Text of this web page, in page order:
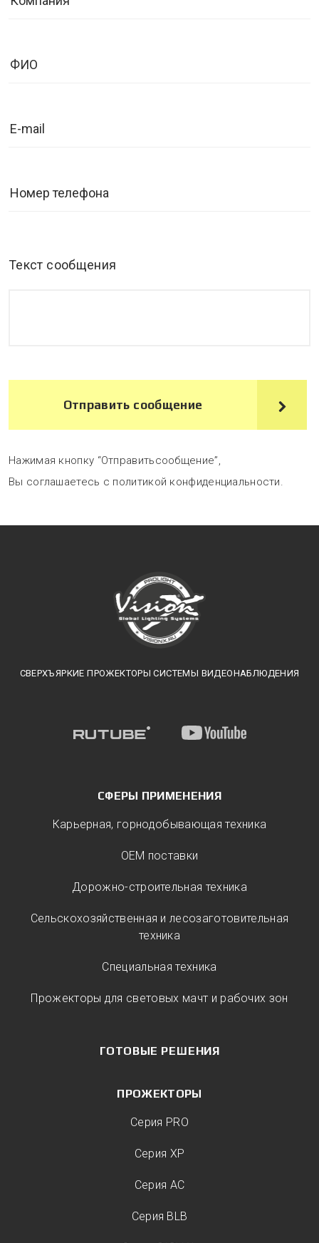
Текст сообщения
Отправить сообщение
Нажимая кнопку “Отправитьсообщение”,
Вы соглашаетесь с политикой конфиденциальности.
СВЕРХЪЯРКИЕ ПРОЖЕКТОРЫ СИСТЕМЫ ВИДЕОНАБЛЮДЕНИЯ
СФЕРЫ ПРИМЕНЕНИЯ
Карьерная, горнодобывающая техника
ОЕМ поставки
Дорожно-строительная техника
Сельскохозяйственная и лесозаготовительная
техника
Специальная техника
Прожекторы для световых мачт и рабочих зон
ГОТОВЫЕ РЕШЕНИЯ
ПРОЖЕКТОРЫ
Серия PRO
Серия XP
Серия AC
Серия BLB